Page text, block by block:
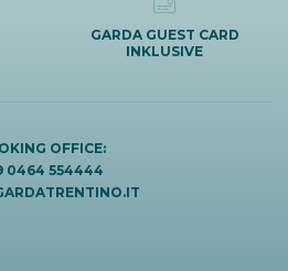
GARDA GUEST CARD
INKLUSIVE
OFFICE:
0464 554444